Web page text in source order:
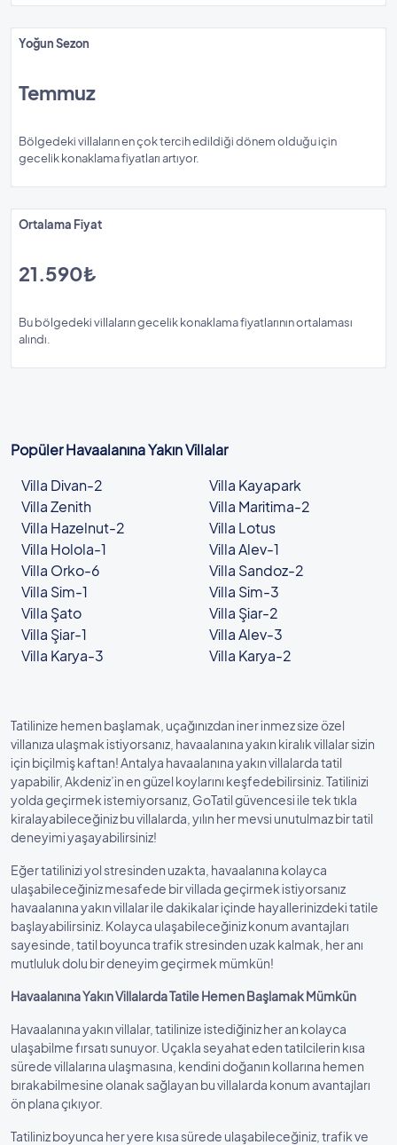
Yoğun Sezon
Temmuz
Bölgedeki villaların en çok tercih edildiği dönem olduğu için
gecelik konaklama fiyatları artıyor.
Ortalama Fiyat
21.590₺
Bu bölgedeki villaların gecelik konaklama fiyatlarının ortalaması
alındı.
Popüler Havaalanına Yakın Villalar
Villa Divan-2
Villa Kayapark
Villa Zenith
Villa Maritima-2
Villa Hazelnut-2
Villa Lotus
Villa Holola-1
Villa Alev-1
Villa Orko-6
Villa Sandoz-2
Villa Sim-1
Villa Sim-3
Villa Şato
Villa Şiar-2
Villa Şiar-1
Villa Alev-3
Villa Karya-3
Villa Karya-2
Tatilinize hemen başlamak, uçağınızdan iner inmez size özel
villanıza ulaşmak istiyorsanız, havaalanına yakın kiralık villalar sizin
için biçilmiş kaftan! Antalya havaalanına yakın villalarda tatil
yapabilir, Akdeniz’in en güzel koylarını keşfedebilirsiniz. Tatilinizi
yolda geçirmek istemiyorsanız, GoTatil güvencesi ile tek tıkla
kiralayabileceğiniz bu villalarda, yılın her mevsi unutulmaz bir tatil
deneyimi yaşayabilirsiniz!
Eğer tatilinizi yol stresinden uzakta, havaalanına kolayca
ulaşabileceğiniz mesafede bir villada geçirmek istiyorsanız
havaalanına yakın villalar ile dakikalar içinde hayallerinizdeki tatile
başlayabilirsiniz. Kolayca ulaşabileceğiniz konum avantajları
sayesinde, tatil boyunca trafik stresinden uzak kalmak, her anı
mutluluk dolu bir deneyim geçirmek mümkün!
Havaalanına Yakın Villalarda Tatile Hemen Başlamak Mümkün
Havaalanına yakın villalar, tatilinize istediğiniz her an kolayca
ulaşabilme fırsatı sunuyor. Uçakla seyahat eden tatilcilerin kısa
sürede villalarına ulaşmasına, kendini doğanın kollarına hemen
bırakabilmesine olanak sağlayan bu villalarda konum avantajları
ön plana çıkıyor.
Tatiliniz boyunca her yere kısa sürede ulaşabileceğiniz, trafik ve